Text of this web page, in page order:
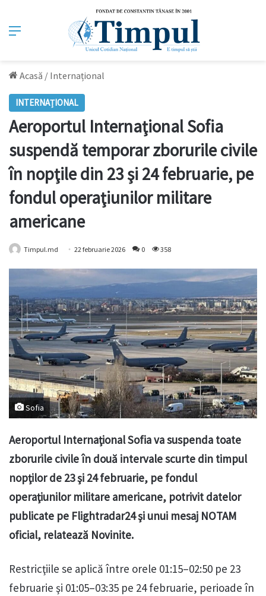
Meniu
Acasă / Internațional
INTERNAȚIONAL
Aeroportul Internaţional Sofia
suspendă temporar zborurile civile
în nopţile din 23 şi 24 februarie, pe
fondul operaţiunilor militare
americane
Timpul.md 22 februarie 2026 0 358
Sofia
Aeroportul Internaţional Sofia va suspenda toate
zborurile civile în două intervale scurte din timpul
nopţilor de 23 şi 24 februarie, pe fondul
operaţiunilor militare americane, potrivit datelor
publicate pe Flightradar24 şi unui mesaj NOTAM
oficial, relatează Novinite.
Restricţiile se aplică între orele 01:15–02:50 pe 23
februarie şi 01:05–03:35 pe 24 februarie, perioade în